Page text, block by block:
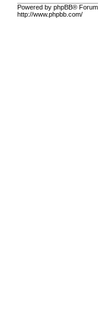
Powered by phpBB®
http://www.phpbb.com/